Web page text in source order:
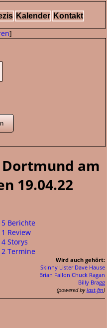
Kalender Kontakt
]
am
19.04.22
5 Berichte
1 Review
4 Storys
2 Termine
Wird auch gehört:
Skinny Lister Dave Hause
Brian Fallon Chuck Ragan
Billy Bragg
(powered bylast.fm)